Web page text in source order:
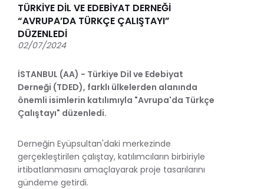
TÜRKİYE DİL VE EDEBİYAT DERNEĞİ
“AVRUPA’DA TÜRKÇE ÇALIŞTAYI”
DÜZENLEDİ
02/07/2024
İSTANBUL (AA) - Türkiye Dil ve Edebiyat
Derneği (TDED), farklı ülkelerden alanında
önemli isimlerin katılımıyla "Avrupa'da Türkçe
Çalıştayı" düzenledi.
Derneğin Eyüpsultan'daki merkezinde
gerçekleştirilen çalıştay, katılımcıların birbiriyle
irtibatlanmasını amaçlayarak proje tasarılarını
gündeme getirdi.